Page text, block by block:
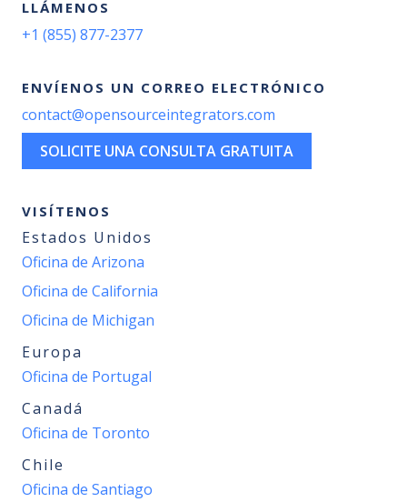
LLÁMENOS
+1 (855) 877-2377
ENVÍENOS UN CORREO ELECTRÓNICO
contact@opensourceintegrators.com
SOLICITE UNA CONSULTA GRATUITA
VISÍTENOS
Estados Unidos
Oficina de Arizona
Oficina de California
Oficina de Michigan
Europa
Oficina de Portugal
Canadá
Oficina de Toronto
Chile
Oficina de Santiago